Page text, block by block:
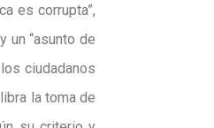
es corrupta”,
un “asunto de
ciudadanos
la toma de